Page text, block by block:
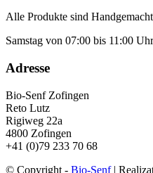
Alle Produkte sind
Samstag von 07:00 bis 11:00
Adresse
Bio-Senf Zofingen
Reto Lutz
Rigiweg 22a
4800 Zofingen
+41 (0)79 233 70 68
© Copyright - Bio-Senf|